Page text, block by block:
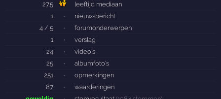
27.5
leeftijd mediaan
1
·
nieuwsbericht
4 / 5
·
forumonderwerpen
1
·
verslag
24
·
video's
25
·
albumfoto's
251
·
opmerkingen
87
·
waarderingen